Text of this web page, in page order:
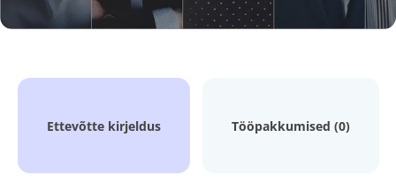
Ettevõtte kirjeldus Tööpakkumised (0)